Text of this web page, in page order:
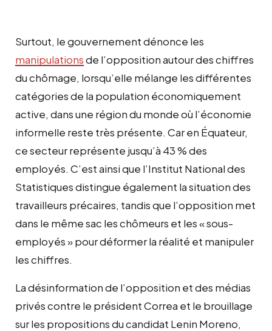
Surtout, le gouvernement dénonce les
manipulationsde l’opposition autour des chiffres
du chômage, lorsqu’elle mélange les différentes
catégories de la population économiquement
active, dans une région du monde où l’économie
informelle reste très présente. Car en Équateur,
ce secteur représente jusqu’à 43 % des
employés. C’est ainsi que l’Institut National des
Statistiques distingue également la situation des
travailleurs précaires, tandis que l’opposition met
dans le même sac les chômeurs et les « sous-
employés » pour déformer la réalité et manipuler
les chiffres.
La désinformation de l’opposition et des médias
privés contre le président Correa et le brouillage
sur les propositions du candidat Lenin Moreno,